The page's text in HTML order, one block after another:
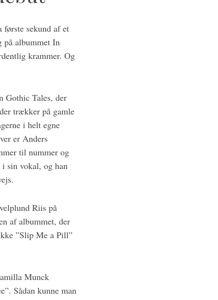
første sekund af et
på albummet In
krammer. Og
Gothic Tales, der
trækker på gamle
i helt egne
er Anders
til nummer og
sin vokal, og han
Riis på
af albummet, der
”Slip Me a Pill”
Munck
Sådan kunne man